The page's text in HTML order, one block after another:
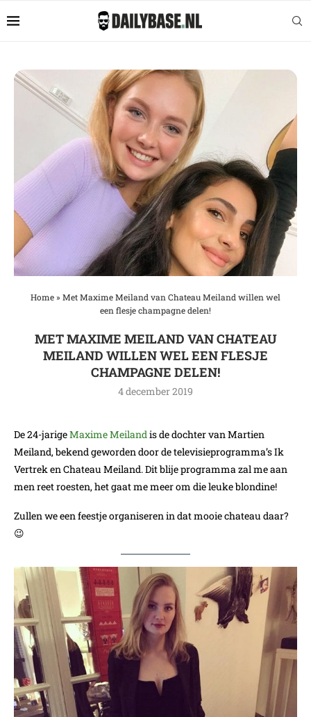
Home» Met Maxime Meiland van Chateau Meiland willen wel
een flesje champagne delen!
MET MAXIME MEILAND VAN CHATEAU
MEILAND WILLEN WEL EEN FLESJE
CHAMPAGNE DELEN!
4 december 2019
De 24-jarigeMaxime Meilandis de dochter van Martien
Meiland, bekend geworden door de televisieprogramma’s Ik
Vertrek en Chateau Meiland. Dit blije programma zal me aan
men reet roesten, het gaat me meer om die leuke blondine!
Zullen we een feestje organiseren in dat mooie chateau daar?
😉